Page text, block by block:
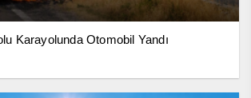
Karayolunda Otomobil Yandı